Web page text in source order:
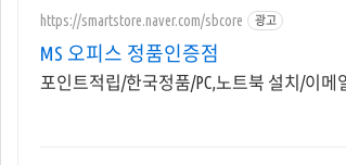
https://smartstore.naver.com/sbcore 광고
MS 오피스 정품인증점
포인트적립/한국정품/PC,노트북 설치/이메